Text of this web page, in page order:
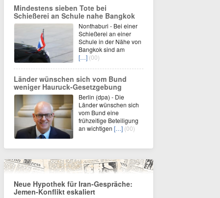
Mindestens sieben Tote bei
Schießerei an Schule nahe Bangkok
Nonthaburi - Bei einer
Schießerei an einer
Schule in der Nähe von
Bangkok sind am
[…] (00)
Länder wünschen sich vom Bund
weniger Hauruck-Gesetzgebung
Berlin (dpa) - Die
Länder wünschen sich
vom Bund eine
frühzeitige Beteiligung
an wichtigen […] (00)
Neue Hypothek für Iran-Gespräche:
Jemen-Konflikt eskaliert